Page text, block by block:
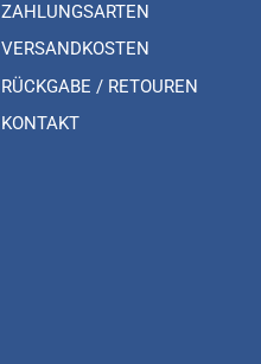
ZAHLUNGSARTEN
VERSANDKOSTEN
RÜCKGABE / RETOUREN
KONTAKT